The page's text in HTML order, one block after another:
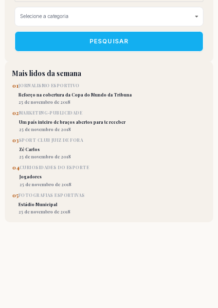
PESQUISAR
Mais lidos da semana
01JORNALISMO ESPORTIVO
Reforço na cobertura da Copa do Mundo da Tribuna
25 de novembro de 2018
02MARKETING-PUBLICIDADE
Um país inteiro de braços abertos para te receber
25 de novembro de 2018
03SPORT CLUB JUIZ DE FORA
Zé Carlos
25 de novembro de 2018
04CURIOSIDADES DO ESPORTE
Jogadores
25 de novembro de 2018
05FOTOGRAFIAS ESPORTIVAS
Estádio Municipal
25 de novembro de 2018